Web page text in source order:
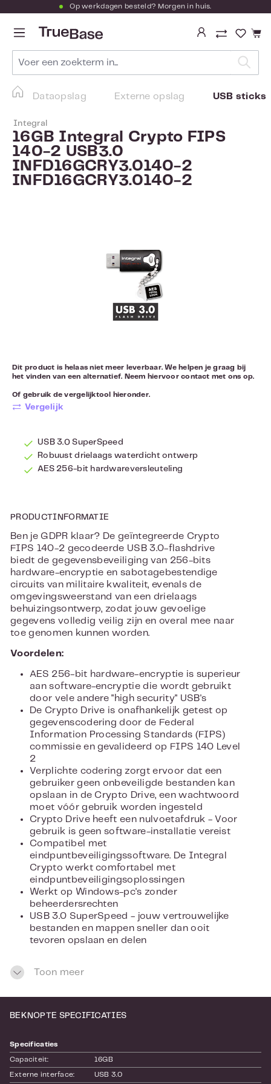
Ga naar de hoofdinhoud
Op werkdagen besteld? Morgen in huis.
Je
Dataopslag Externe opslag USB sticks
Integral
16GB Integral Crypto FIPS
140-2 USB3.0
INFD16GCRY3.0140-2
INFD16GCRY3.0140-2
Dit product is helaas niet meer leverbaar. We helpen je graag bij
het vinden van een alternatief. Neem hiervoorcontact met ons op.
Of gebruik de vergelijktool hieronder.
Vergelijk
USB 3.0 SuperSpeed
Robuust drielaags waterdicht ontwerp
AES 256-bit hardwareversleuteling
PRODUCTINFORMATIE
Ben je GDPR klaar? De geïntegreerde Crypto
FIPS 140-2 gecodeerde USB 3.0-flashdrive
biedt de gegevensbeveiliging van 256-bits
hardware-encryptie en sabotagebestendige
circuits van militaire kwaliteit, evenals de
omgevingsweerstand van een drielaags
behuizingsontwerp, zodat jouw gevoelige
gegevens volledig veilig zijn en overal mee naar
toe genomen kunnen worden.
Voordelen:
AES 256-bit hardware-encryptie is superieur
aan software-encryptie die wordt gebruikt
door vele andere "high security" USB's
De Crypto Drive is onafhankelijk getest op
gegevenscodering door de Federal
Information Processing Standards (FIPS)
commissie en gevalideerd op FIPS 140 Level
2
Verplichte codering zorgt ervoor dat een
gebruiker geen onbeveiligde bestanden kan
opslaan in de Crypto Drive, een wachtwoord
moet vóór gebruik worden ingesteld
Crypto Drive heeft een nulvoetafdruk - Voor
gebruik is geen software-installatie vereist
Compatibel met
eindpuntbeveiligingssoftware. De Integral
Crypto werkt comfortabel met
eindpuntbeveiligingsoplossingen
Werkt op Windows-pc's zonder
beheerdersrechten
USB 3.0 SuperSpeed - jouw vertrouwelijke
bestanden en mappen sneller dan ooit
tevoren opslaan en delen
Kenmerken:
behandeling
toegankelijk zonder het juiste alfanumerieke
wachtwoord van 8-16 tekens met een hoge
sterkte. Er is een wachtwoordhint-optie
beschikbaar. De wachtwoordhint kan niet
Toon meer
BEKNOPTE SPECIFICATIES
Specificaties
Capaciteit: 16GB
Externe interface: USB 3.0